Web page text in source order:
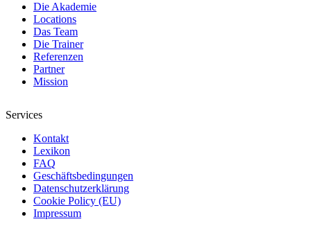
Die Akademie
Locations
Das Team
Die Trainer
Referenzen
Partner
Mission
Services
Kontakt
Lexikon
FAQ
Geschäftsbedingungen
Datenschutzerklärung
Cookie Policy (EU)
Impressum